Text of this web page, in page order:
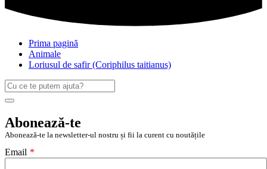
Prima pagină
Animale
Loriusul de safir (Coriphilus taitianus)
Caută
după:
Search
Abonează-te
Abonează-te la newsletter-ul nostru și fii la curent cu noutățile
Email *